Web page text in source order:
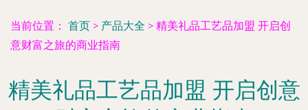
当前位置： 首页 > 产品大全 > 精美礼品工艺品加盟 开启创
意财富之旅的商业指南
精美礼品工艺品加盟 开启创意